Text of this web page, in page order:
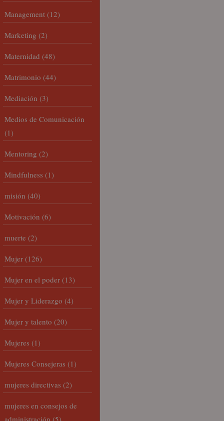
Management (12)
Marketing (2)
Maternidad (48)
Matrimonio (44)
Mediación (3)
Medios de Comunicación
(1)
Mentoring (2)
Mindfulness (1)
misión (40)
Motivación (6)
muerte (2)
Mujer (126)
Mujer en el poder (13)
Mujer y Liderazgo (4)
Mujer y talento (20)
Mujeres (1)
Mujeres Consejeras (1)
mujeres directivas (2)
mujeres en consejos de
administración (5)